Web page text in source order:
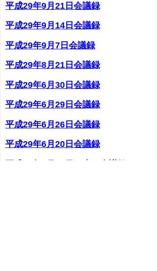
平成29年9月21日会議録
平成29年9月14日会議録
平成29年9月7日会議録
平成29年8月21日会議録
平成29年6月30日会議録
平成29年6月29日会議録
平成29年6月26日会議録
平成29年6月20日会議録